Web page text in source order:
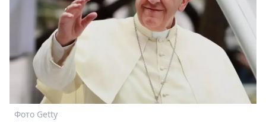
Пресс-
релизы
О
Metro
Стримы
Спецпроекты
Звезды
Выборы
Фото Getty